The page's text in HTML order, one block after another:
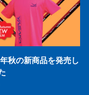
秋の新商品を発売し